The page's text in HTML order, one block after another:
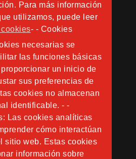
Para más información
utilizamos, puede leer
- - Cookies
necesarias se
las funciones básicas
un inicio de
sus preferencias de
cookies no almacenan
identificable. - -
Las cookies analíticas
cómo interactúan
sitio web. Estas cookies
información sobre